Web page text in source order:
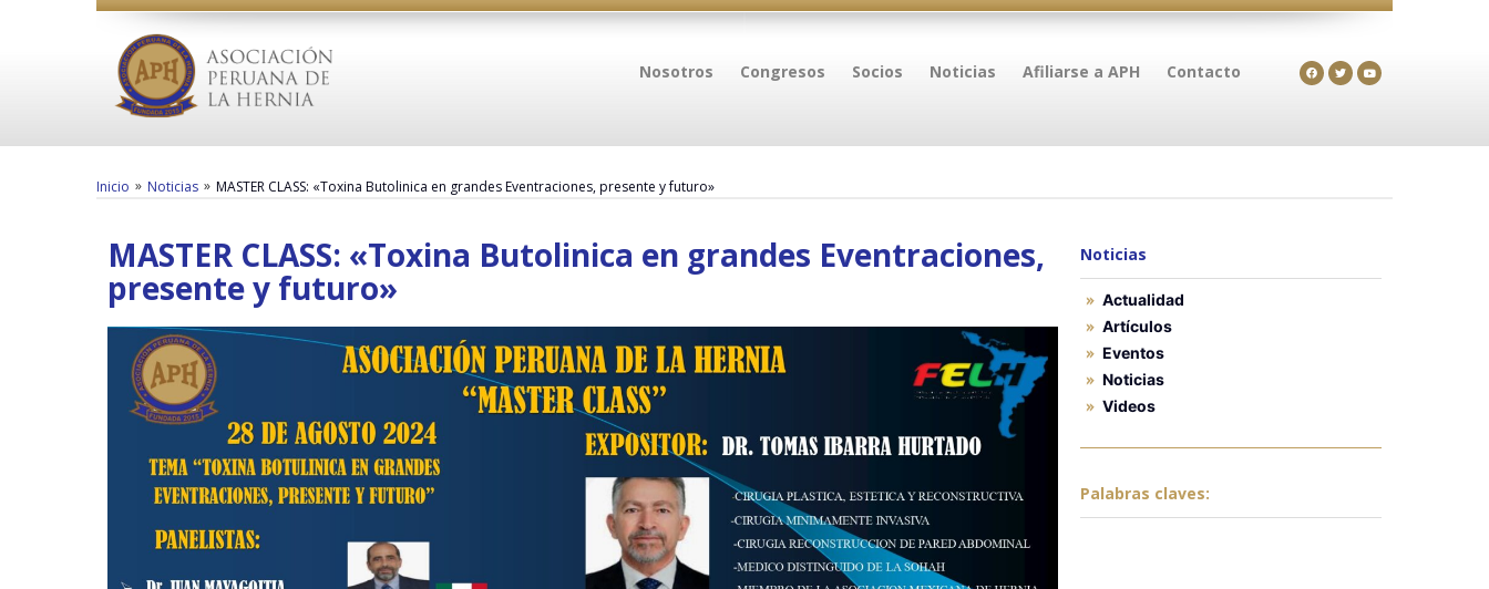
Nosotros Congresos Socios Noticias Afiliarse a APH Contacto
Inicio » Noticias » MASTER CLASS: «Toxina Butolinica en grandes Eventraciones, presente y futuro»
MASTER CLASS: «Toxina Butolinica en grandes Eventraciones,
presente y futuro»
Noticias
Actualidad
Artículos
Eventos
Noticias
Videos
Palabras claves: